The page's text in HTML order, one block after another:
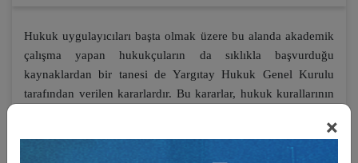
×
Hukuk uygulayıcıları başta olmak üzere bu alanda akademik
çalışma yapan hukukçuların da sıklıkla başvurduğu
kaynaklardan bir tanesi de Yargıtay Hukuk Genel Kurulu
tarafından verilen kararlardır. Bu kararlar, hukuk kurallarının
ayrıntılı incelemeler içermesinin yanında teorik bilgiler de
içeriyor olması sebebiyle ayrıca öneme sahiptir. Verilen